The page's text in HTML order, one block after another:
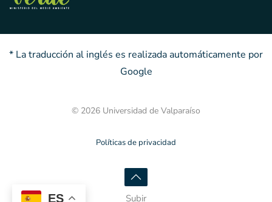
ES
* La traducción al inglés es realizada automáticamente por
Google
© 2026 Universidad de Valparaíso
Políticas de privacidad
Subir